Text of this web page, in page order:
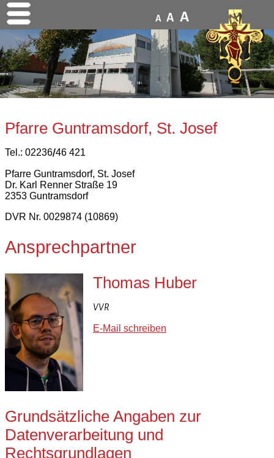
A A A
Pfarre Guntramsdorf, St. Josef
Tel.: 02236/46 421
Pfarre Guntramsdorf, St. Josef
Dr. Karl Renner Straße 19
2353 Guntramsdorf
DVR Nr. 0029874 (10869)
Ansprechpartner
Thomas Huber
VVR
E-Mail schreiben
Grundsätzliche Angaben zur
Datenverarbeitung und
Rechtsgrundlagen